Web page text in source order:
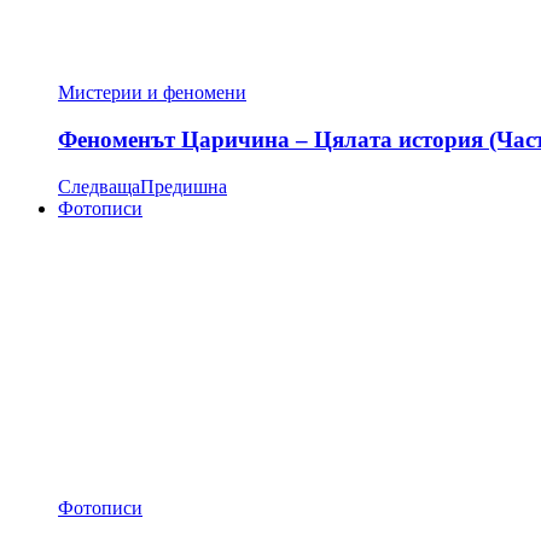
Мистерии и феномени
Феноменът Царичина – Цялата история
СледващаПредишна
Фотописи
Фотописи